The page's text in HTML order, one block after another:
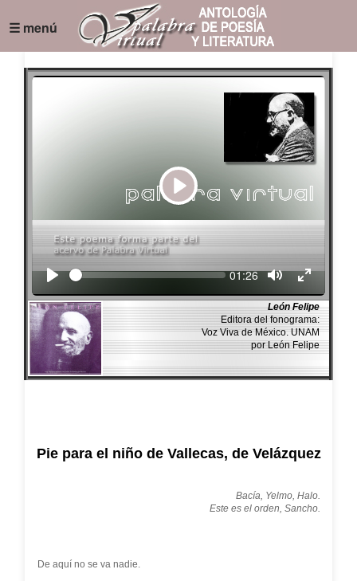
☰ menú
Play
Seek Current
01:26
León Felipe
Editora del fonograma:
Voz Viva de México. UNAM
por León Felipe
Pie para el niño de Vallecas, de Velázquez
Bacía, Yelmo, Halo.
Este es el orden, Sancho.
De aquí no se va nadie.